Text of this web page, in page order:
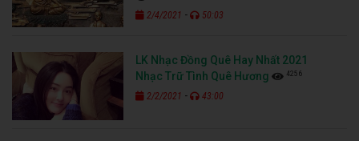
2/4/2021 - 50:03
LK Nhạc Đồng Quê Hay Nhất 2021
Nhạc Trữ Tình Quê Hương
4256
2/2/2021 - 43:00